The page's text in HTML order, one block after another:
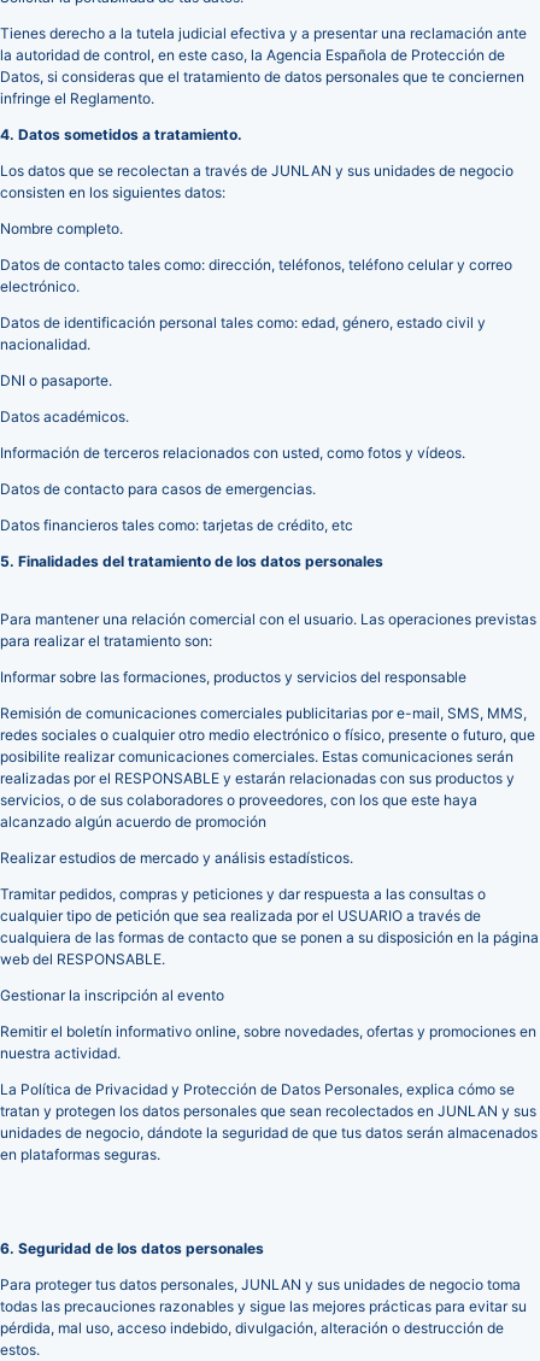
Tienes derecho a la tutela judicial efectiva y a presentar una reclamación ante
la autoridad de control, en este caso, la Agencia Española de Protección de
Datos, si consideras que el tratamiento de datos personales que te conciernen
infringe el Reglamento.
4. Datos sometidos a tratamiento.
Los datos que se recolectan a través de JUNLAN y sus unidades de negocio
consisten en los siguientes datos:
Nombre completo.
Datos de contacto tales como: dirección, teléfonos, teléfono celular y correo
electrónico.
Datos de identificación personal tales como: edad, género, estado civil y
nacionalidad.
DNI o pasaporte.
Datos académicos.
Información de terceros relacionados con usted, como fotos y vídeos.
Datos de contacto para casos de emergencias.
Datos financieros tales como: tarjetas de crédito, etc
5. Finalidades del tratamiento de los datos personales
Para mantener una relación comercial con el usuario. Las operaciones previstas
para realizar el tratamiento son:
Informar sobre las formaciones, productos y servicios del responsable
Remisión de comunicaciones comerciales publicitarias por e-mail, SMS, MMS,
redes sociales o cualquier otro medio electrónico o físico, presente o futuro, que
posibilite realizar comunicaciones comerciales. Estas comunicaciones serán
realizadas por el RESPONSABLE y estarán relacionadas con sus productos y
servicios, o de sus colaboradores o proveedores, con los que este haya
alcanzado algún acuerdo de promoción
Realizar estudios de mercado y análisis estadísticos.
Tramitar pedidos, compras y peticiones y dar respuesta a las consultas o
cualquier tipo de petición que sea realizada por el USUARIO a través de
cualquiera de las formas de contacto que se ponen a su disposición en la página
web del RESPONSABLE.
Gestionar la inscripción al evento
Remitir el boletín informativo online, sobre novedades, ofertas y promociones en
nuestra actividad.
La Política de Privacidad y Protección de Datos Personales, explica cómo se
tratan y protegen los datos personales que sean recolectados en JUNLAN y sus
unidades de negocio, dándote la seguridad de que tus datos serán almacenados
en plataformas seguras.
6. Seguridad de los datos personales
Para proteger tus datos personales, JUNLAN y sus unidades de negocio toma
todas las precauciones razonables y sigue las mejores prácticas para evitar su
pérdida, mal uso, acceso indebido, divulgación, alteración o destrucción de
estos.